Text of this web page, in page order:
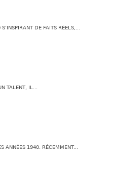
DE FAITS RÉELS,...
TALENT, IL...
ANNÉES 1940. RÉCEMMENT...